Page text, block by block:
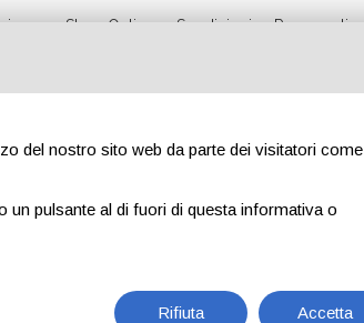
Shop Online Spedizioni Pagamenti
del nostro sito web da parte dei visitatori come
pulsante al di fuori di questa informativa o
Rifiuta Accetta